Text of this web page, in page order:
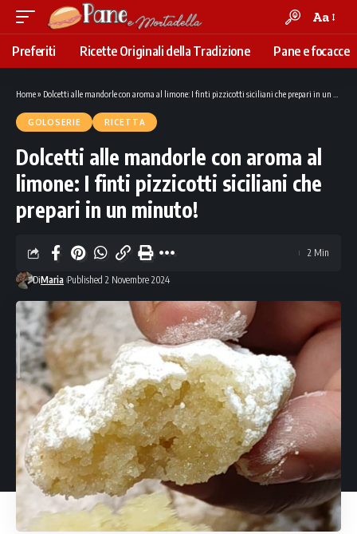
Font
Resizer
Aa
Preferiti Ricette Originali della Tradizione Pane e focacce
Home» Dolcetti alle mandorle con aroma al limone: I finti pizzicotti siciliani che prepari in un minuto!
GOLOSERIE RICETTA
Dolcetti alle mandorle con aroma al
limone: I finti pizzicotti siciliani che
prepari in un minuto!
DiMaria Published 2 Novembre 2024
2 Min